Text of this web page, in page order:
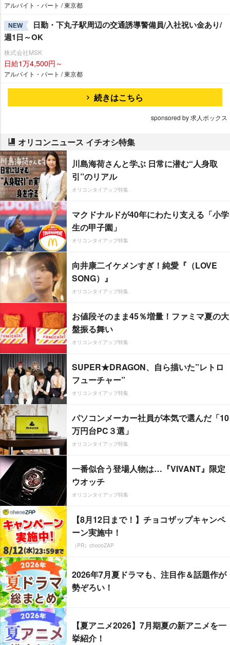
アルバイト・パート / 東京都
NEW
日勤・下丸子駅周辺の交通誘導警備員/入社祝い金あり/
週1日～OK
株式会社MSK
日給1万4,500円～
アルバイト・パート / 東京都
続きはこちら
sponsored by 求人ボックス
オリコンニュース イチオシ特集
川島海荷さんと学ぶ 日常に潜む“人身取
引”のリアル
オリコンタイアップ特集
マクドナルドが40年にわたり支える「小学
生の甲子園」
オリコンタイアップ特集
向井康二イケメンすぎ！純愛『（LOVE
SONG）』
オリコンタイアップ特集
お値段そのまま45％増量！ファミマ夏の大
盤振る舞い
オリコンタイアップ特集
SUPER★DRAGON、自ら描いた”レトロ
フューチャー”
オリコンタイアップ特集
パソコンメーカー社員が本気で選んだ「10
万円台PC３選」
オリコンタイアップ特集
一番似合う登場人物は…『VIVANT』限定
ウオッチ
オリコンタイアップ特集
【8月12日まで！】チョコザップキャンペ
ーン実施中！
（PR）chocoZAP
2026年7月夏ドラマも、注目作＆話題作が
勢ぞろい！
【夏アニメ2026】7月期夏の新アニメを一
挙紹介！